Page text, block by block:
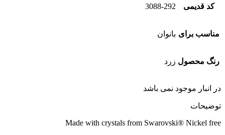
کد قدیمی 3088-292
مناسب برای بانوان
رنگ محصول زرد
در انبار موجود نمی باشد
توضیحات
Made with crystals from Swarovski® Nickel free